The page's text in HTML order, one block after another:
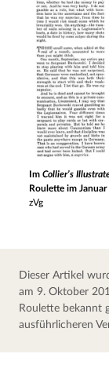
ImCollier’s
Roulette im
zVg
Dieser Artikel
am 9. Oktober
Roulette bekannt
ausführlicheren